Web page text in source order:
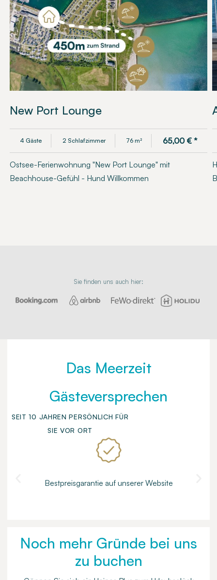
New Port Lounge
4 Gäste 2 Schlafzimmer 76 m² 65,00 € *
Ostsee-Ferienwohnung "New Port Lounge" mit
Beachhouse-Gefühl - Hund Willkommen
Sie finden uns auch hier:
Das Meerzeit
Gästeversprechen
SEIT 10 JAHREN PERSÖNLICH FÜR
SIE VOR ORT
Bestpreisgarantie auf unserer Website
Noch mehr Gründe bei uns
zu buchen